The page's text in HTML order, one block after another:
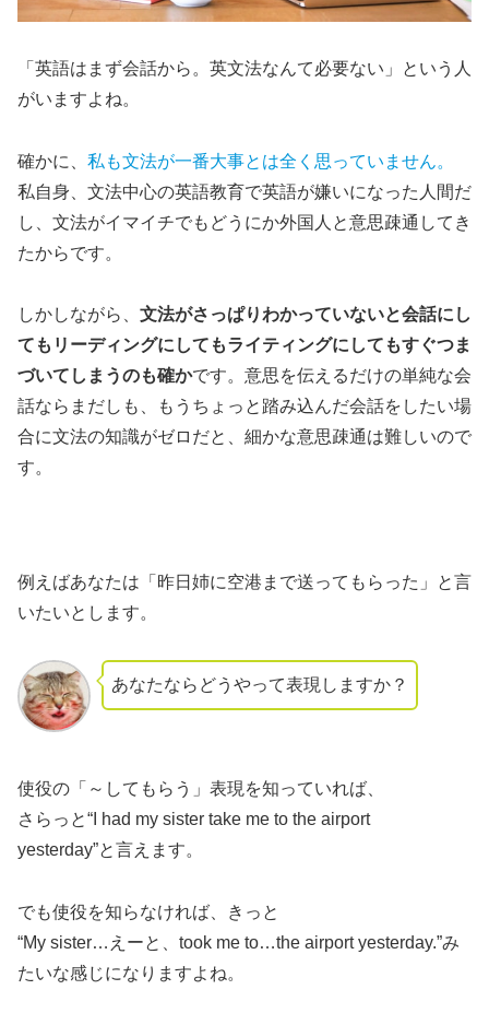
「英語はまず会話から。英文法なんて必要ない」
という人
がいますよね。
確かに、 私も文法が一番大事とは全く思っていません。
私自身、文法中心の英語教育で英語が嫌いになった人間だ
し、文法がイマイチでもどうにか外国人と意思疎通してき
たからです。
しかしながら、 文法がさっぱりわかっていないと会話にし
てもリーディングにしてもライティングにしてもすぐつま
づいてしまうのも確かです。意思を伝えるだけの単純な会
話ならまだしも、もうちょっと踏み込んだ会話をしたい場
合に文法の知識がゼロだと、細かな意思疎通は難しいので
す。
例えばあなたは 「昨日姉に空港まで送ってもらった」
と言
いたいとします。
あなたならどうやって表現しますか？
使役の「～してもらう」表現を知っていれば、
さらっと“I had my sister take me to the airport
yesterday”と言えます。
でも使役を知らなければ、きっと
“My sister…えーと、took me to…the airport yesterday.”み
たいな感じになりますよね。